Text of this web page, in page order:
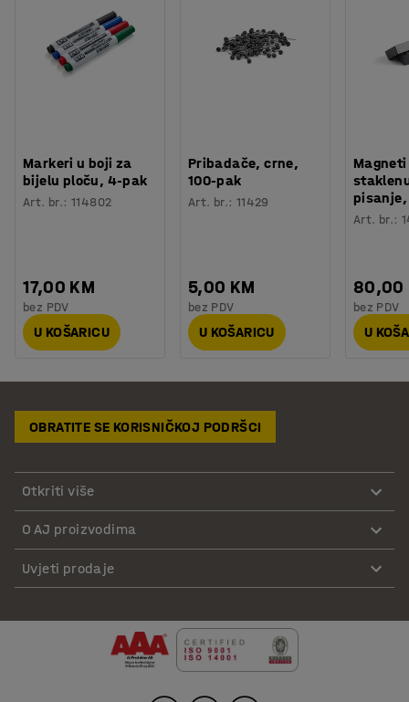
Markeri u boji za
bijelu ploču, 4-pak
Art. br.:114802
17,00 KM
bez PDV
U KOŠARICU
Pribadače, crne,
100-pak
Art. br.: 11429
5,00 KM
bez PDV
U KOŠARICU
pisanje,
Art. br.:
80,00
bez PDV
U
OBRATITE SE KORISNIČKOJ PODRŠCI
Otkriti više
O AJ proizvodima
Uvjeti prodaje